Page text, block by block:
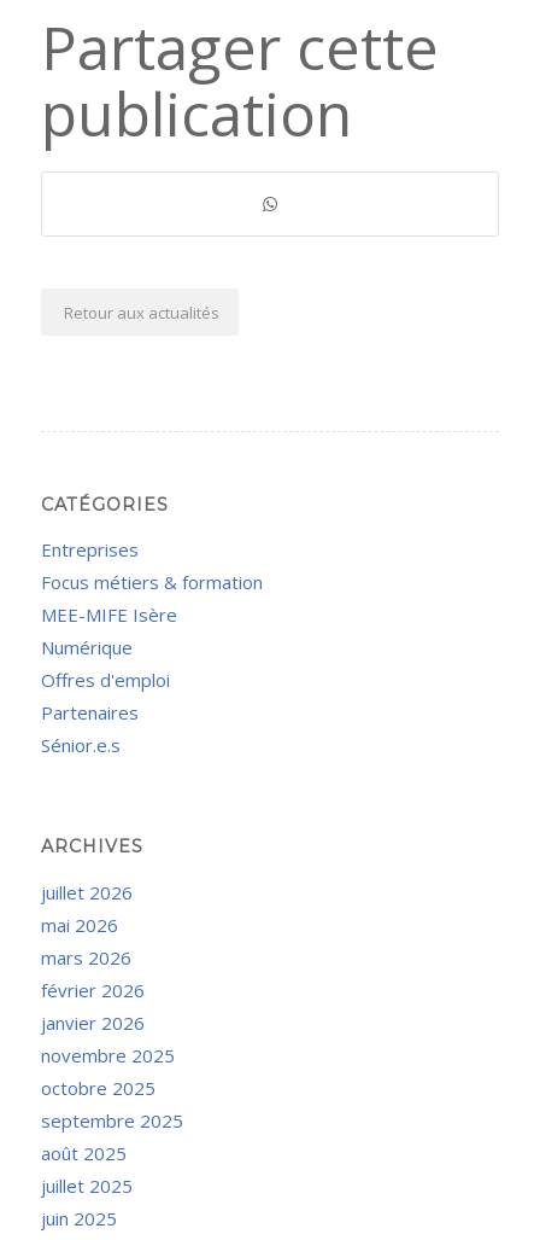
Partager cette
publication
Retour aux actualités
CATÉGORIES
Entreprises
Focus métiers & formation
MEE-MIFE Isère
Numérique
Offres d'emploi
Partenaires
Sénior.e.s
ARCHIVES
juillet 2026
mai 2026
mars 2026
février 2026
janvier 2026
novembre 2025
octobre 2025
septembre 2025
août 2025
juillet 2025
juin 2025